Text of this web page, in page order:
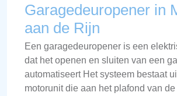
Garagedeuropener in
aan de Rijn
Een garagedeuropener is een
dat het openen en sluiten van een
automatiseert Het systeem bestaat
motorunit die aan het plafond van